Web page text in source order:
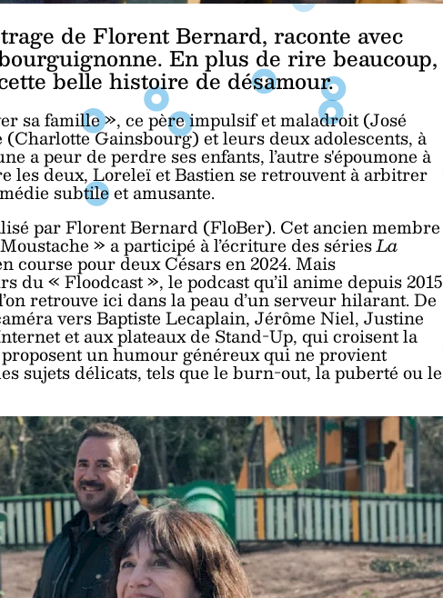
de Florent Bernard, raconte avec
En plus de rire beaucoup,
belle histoire de désamour.
sa famille », ce père impulsif et maladroit (José
(Charlotte Gainsbourg) et leurs deux adolescents, à
a peur de perdre ses enfants, l’autre s'époumone à
les deux, Loreleï et Bastien se retrouvent à arbitrer
subtile et amusante.
par Florent Bernard (FloBer). Cet ancien membre
» a participé à l’écriture des sériesLa
course pour deux Césars en 2024. Mais
« Floodcast », le podcast qu’il anime depuis 2015
retrouve ici dans la peau d’un serveur hilarant. De
vers Baptiste Lecaplain, Jérôme Niel, Justine
et aux plateaux de Stand-Up, qui croisent la
un humour généreux qui ne provient
sujets délicats, tels que le burn-out, la puberté ou le